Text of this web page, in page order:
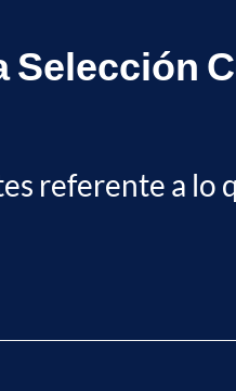
Selección
referente a lo